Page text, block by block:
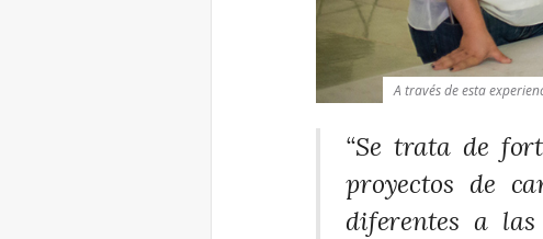
A través de esta
“Se trata de
proyectos de
diferentes a